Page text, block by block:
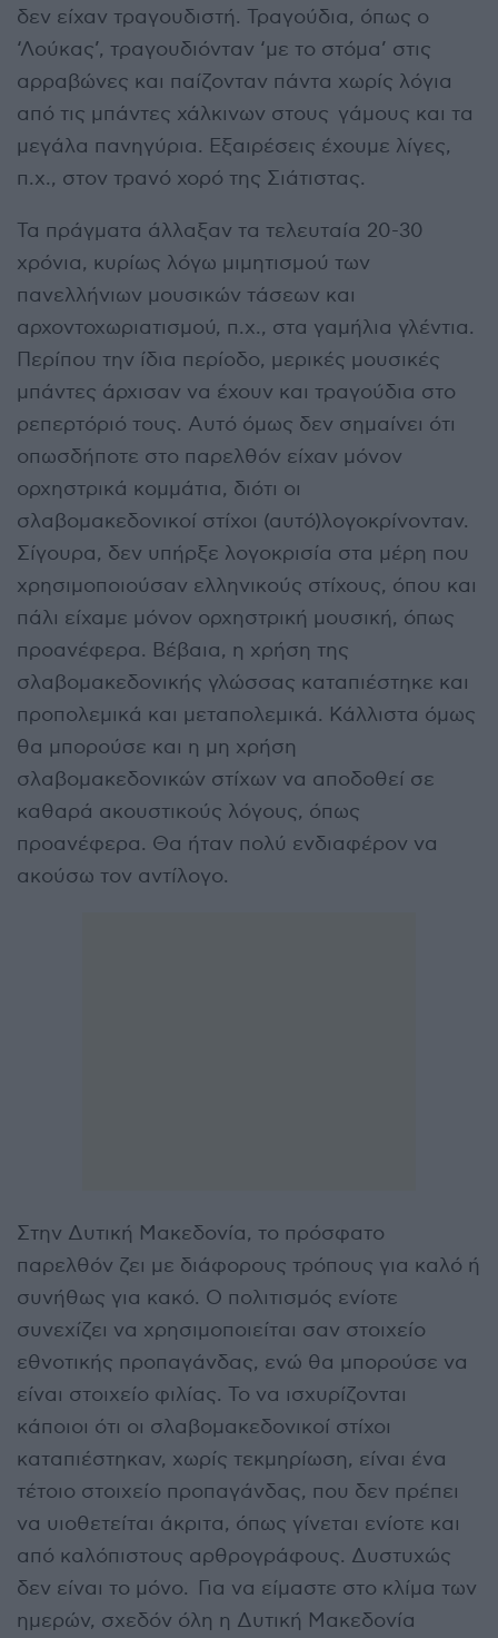
δεν είχαν τραγουδιστή. Τραγούδια, όπως ο
‘Λούκας’, τραγουδιόνταν ‘με το στόμα’ στις
αρραβώνες και παίζονταν πάντα χωρίς λόγια
από τις μπάντες χάλκινων στους γάμους και τα
μεγάλα πανηγύρια. Εξαιρέσεις έχουμε λίγες,
π.χ., στον τρανό χορό της Σιάτιστας.
Τα πράγματα άλλαξαν τα τελευταία 20-30
χρόνια, κυρίως λόγω μιμητισμού των
πανελλήνιων μουσικών τάσεων και
αρχοντοχωριατισμού, π.χ., στα γαμήλια γλέντια.
Περίπου την ίδια περίοδο, μερικές μουσικές
μπάντες άρχισαν να έχουν και τραγούδια στο
ρεπερτόριό τους. Αυτό όμως δεν σημαίνει ότι
οπωσδήποτε στο παρελθόν είχαν μόνον
ορχηστρικά κομμάτια, διότι οι
σλαβομακεδονικοί στίχοι (αυτό)λογοκρίνονταν.
Σίγουρα, δεν υπήρξε λογοκρισία στα μέρη που
χρησιμοποιούσαν ελληνικούς στίχους, όπου και
πάλι είχαμε μόνον ορχηστρική μουσική, όπως
προανέφερα. Βέβαια, η χρήση της
σλαβομακεδονικής γλώσσας καταπιέστηκε και
προπολεμικά και μεταπολεμικά. Κάλλιστα όμως
θα μπορούσε και η μη χρήση
σλαβομακεδονικών στίχων να αποδοθεί σε
καθαρά ακουστικούς λόγους, όπως
προανέφερα. Θα ήταν πολύ ενδιαφέρον να
ακούσω τον αντίλογο.
Στην Δυτική Μακεδονία, το πρόσφατο
παρελθόν ζει με διάφορους τρόπους για καλό ή
συνήθως για κακό. Ο πολιτισμός ενίοτε
συνεχίζει να χρησιμοποιείται σαν στοιχείο
εθνοτικής προπαγάνδας, ενώ θα μπορούσε να
είναι στοιχείο φιλίας. Το να ισχυρίζονται
κάποιοι ότι οι σλαβομακεδονικοί στίχοι
καταπιέστηκαν, χωρίς τεκμηρίωση, είναι ένα
τέτοιο στοιχείο προπαγάνδας, που δεν πρέπει
να υιοθετείται άκριτα, όπως γίνεται ενίοτε και
από καλόπιστους αρθρογράφους. Δυστυχώς
δεν είναι το μόνο. Για να είμαστε στο κλίμα των
ημερών, σχεδόν όλη η Δυτική Μακεδονία